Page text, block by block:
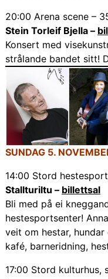
20:00 Arena scene –
Stein Torleif Bjella –
Konsert med
strålande bandet sitt!
SUNDAG 5.
14:00 Stord
Stallturiltu – billettsal
Bli med på ei
hestesportsenter!
veit om hestar,
kafé, barneridning,
17:00 Stord kulturhus,